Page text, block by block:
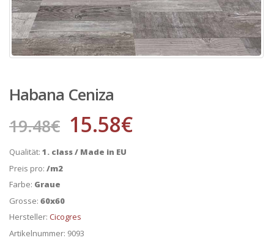
Habana Ceniza
19.48€ 15.58€
Qualität: 1. class / Made in EU
Preis pro: /m2
Farbe: Graue
Grosse: 60x60
Hersteller: Cicogres
Artikelnummer: 9093